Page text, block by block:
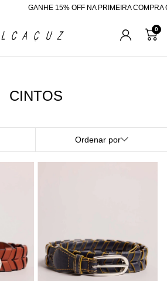
GANHE 15% OFF NA PRIMEIRA COMPRA
0
CINTOS
Ordenar por